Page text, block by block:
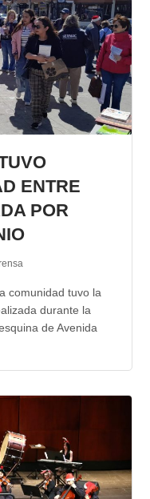
ENTRE
POR
comunidad tuvo la
durante la
de Avenida